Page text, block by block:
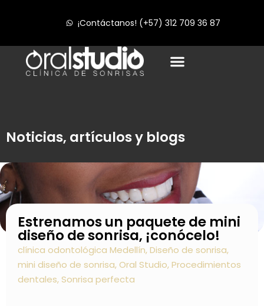
¡Contáctanos! (+57) 312 709 36 87
Noticias, artículos y blogs
Estrenamos un paquete de mini
diseño de sonrisa, ¡conócelo!
clínica odontológica Medellín,Diseño de sonrisa,
mini diseño de sonrisa, Oral Studio,Procedimientos
dentales,Sonrisa perfecta